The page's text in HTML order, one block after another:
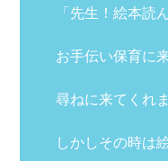
「先生！絵本読
お手伝い保育に
尋ねに来てくれ
しかしその時は